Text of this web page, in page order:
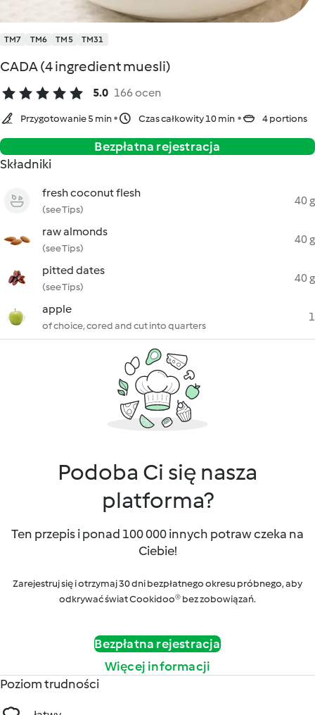
TM7 TM6 TM5 TM31
CADA (4 ingredient muesli)
5.0 166 ocen
Przygotowanie 5 min Czas całkowity 10 min 4 portions
Bezpłatna rejestracja
Składniki
fresh coconut flesh
(see Tips)
40 g
raw almonds
(see Tips)
40 g
pitted dates
(see Tips)
40 g
apple
of choice, cored and cut into quarters
1
Podoba Ci się nasza
platforma?
Ten przepis i ponad 100 000 innych potraw czeka na
Ciebie!
Zarejestruj się i otrzymaj 30 dni bezpłatnego okresu próbnego, aby
odkrywać świat Cookidoo® bez zobowiązań.
Bezpłatna rejestracja
Więcej informacji
Poziom trudności